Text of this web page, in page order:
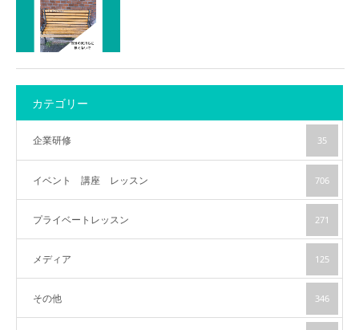
カテゴリー
企業研修 35
イベント 講座 レッスン 706
プライベートレッスン 271
メディア 125
その他 346